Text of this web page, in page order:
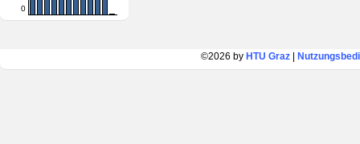
0
©2026 by HTU Graz|